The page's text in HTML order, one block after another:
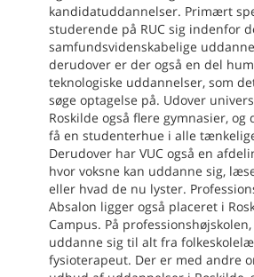
kandidatuddannelser. Primært
studerende på RUC sig indenfor
samfundsvidenskabelige
derudover er der også en del
teknologiske uddannelser, som
søge optagelse på. Udover
Roskilde også flere gymnasier,
få en studenterhue i alle
Derudover har VUC også en
hvor voksne kan uddanne sig,
eller hvad de nu lyster.
Absalon ligger også placeret i
Campus. På
uddanne sig til alt fra
fysioterapeut. Der er med andre